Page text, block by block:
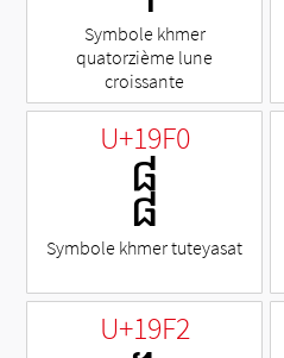
Symbole khmer
quatorzième lune
croissante
U+19F0
᧰
Symbole khmer tuteyasat
U+19F2